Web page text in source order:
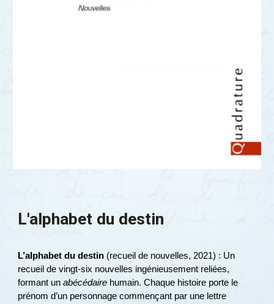
L'alphabet du destin
L’alphabet du destin (recueil de nouvelles, 2021) : Un
recueil de vingt-six nouvelles ingénieusement reliées,
formant unabécédaire humain. Chaque histoire porte le
prénom d’un personnage commençant par une lettre